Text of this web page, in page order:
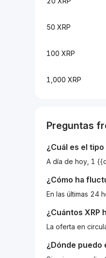
50 XRP
100 XRP
1,000 XRP
Preguntas
¿Cuál es el
A día de hoy, 1
¿Cómo ha
En las últimas 24
¿Cuántos XRP
La oferta en
¿Dónde